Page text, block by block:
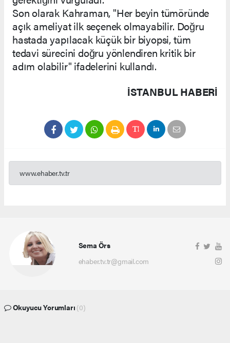
Son olarak Kahraman, "Her beyin tümöründe
açık ameliyat ilk seçenek olmayabilir. Doğru
hastada yapılacak küçük bir biyopsi, tüm
tedavi sürecini doğru yönlendiren kritik bir
adım olabilir" ifadelerini kullandı.
İSTANBUL HABERİ
www.ehaber.tv.tr
Sema Örs
ehaber.tv.tr@gmail.com
Okuyucu Yorumları (0)